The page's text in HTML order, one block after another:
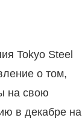
Tokyo Steel
о том,
на свою
в декабре на